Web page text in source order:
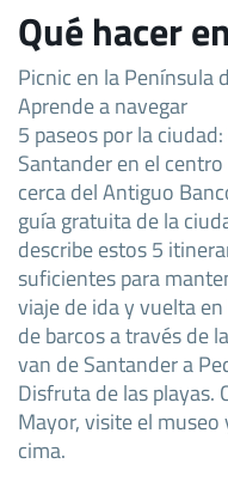
Qué hacer
Picnic en la Península
Aprende a navegar
5 paseos por la
Santander en el
cerca del Antiguo
guía gratuita de la
describe estos 5
suficientes para
viaje de ida y vuelta
de barcos a través de
van de Santander a
Disfruta de las playas.
Mayor, visite el
cima.